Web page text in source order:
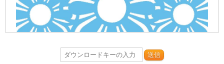
送信